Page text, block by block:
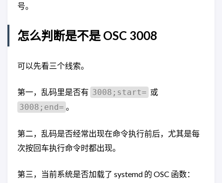
号。
怎么判断是不是 OSC 3008
可以先看三个线索。
第一，乱码里是否有 3008;start= 或
3008;end= 。
第二，乱码是否经常出现在命令执行前后，尤其是每
次按回车执行命令时都出现。
第三，当前系统是否加载了 systemd 的 OSC 函数：